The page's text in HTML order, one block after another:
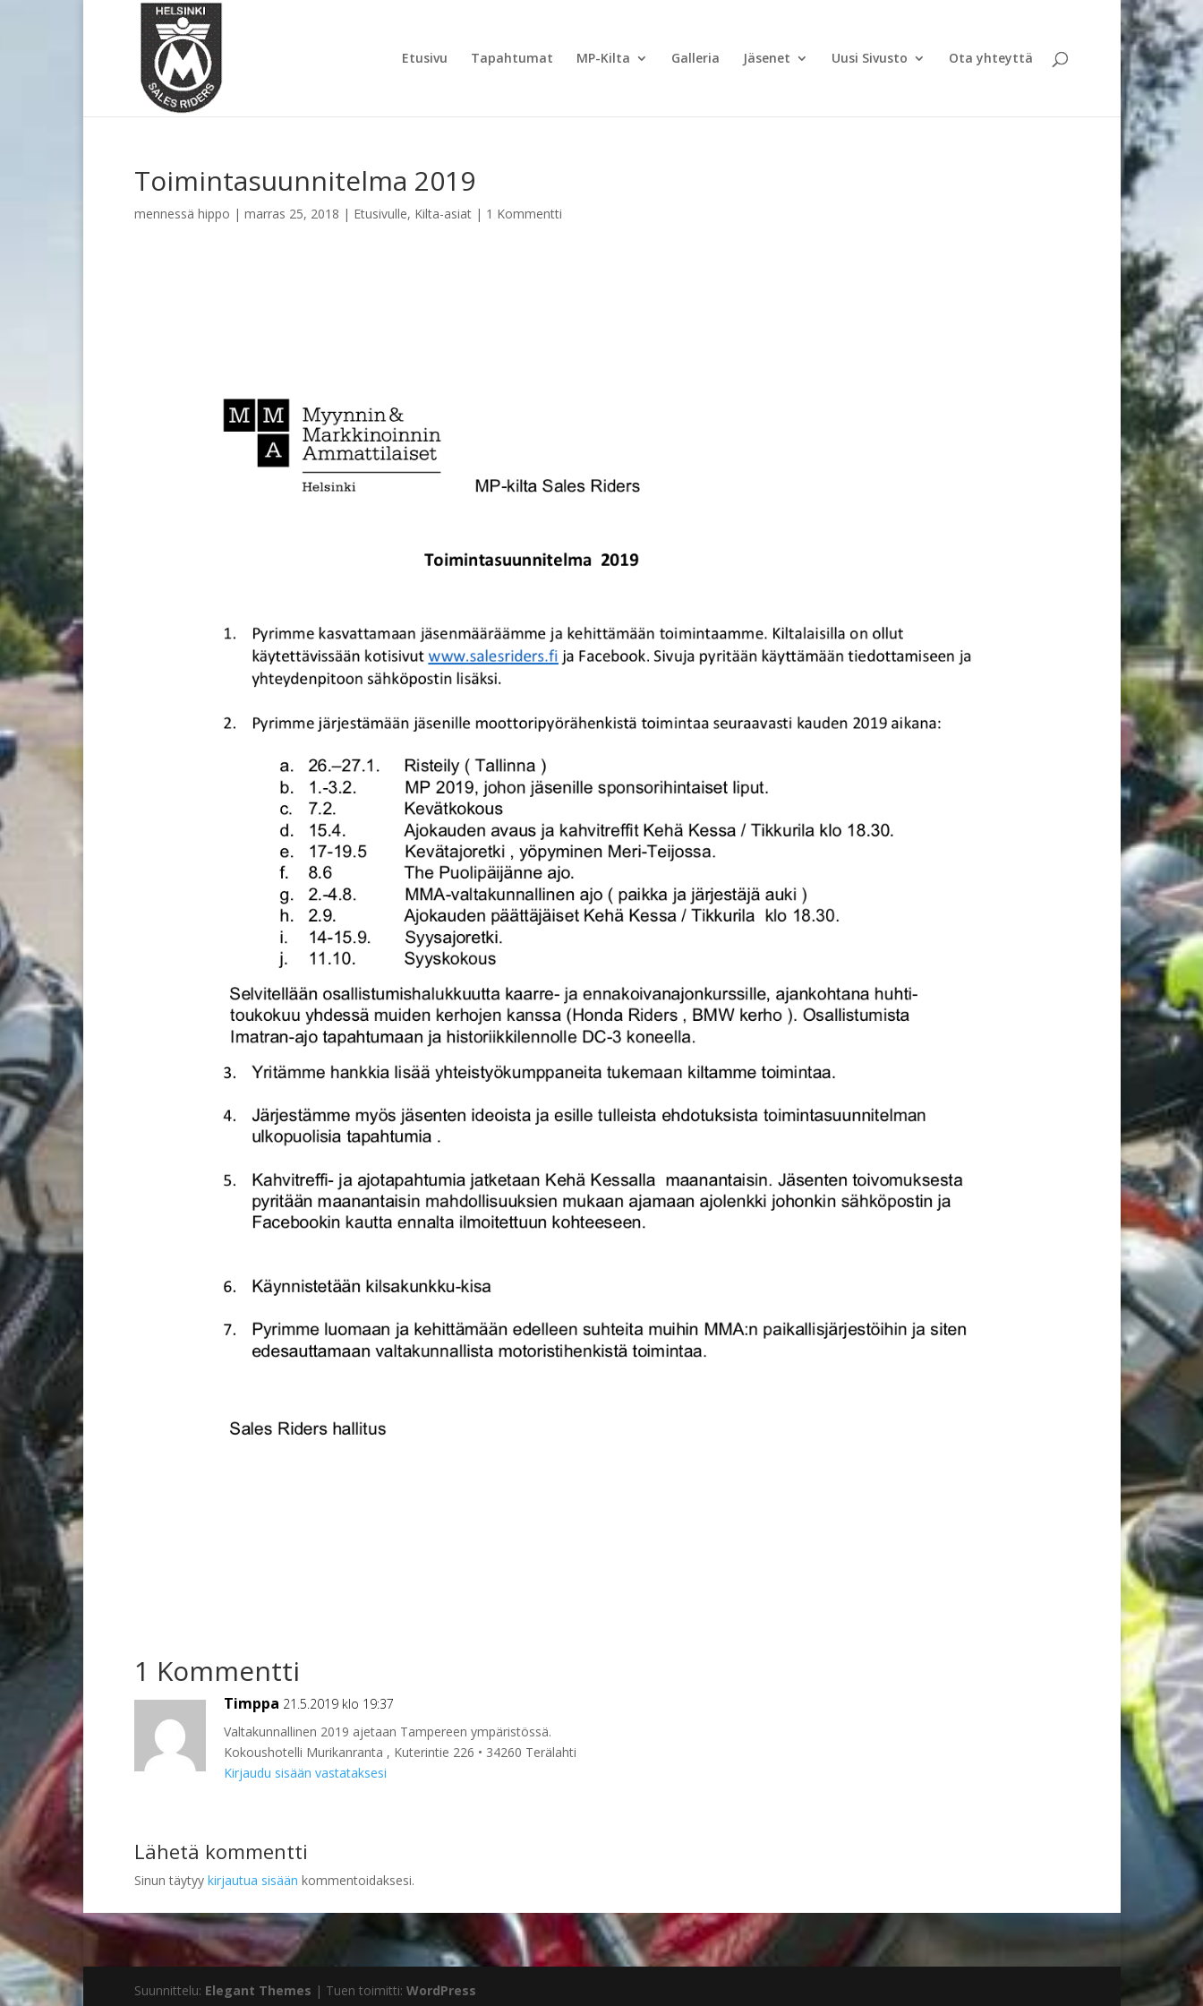
Etusivu Tapahtumat MP-Kilta Galleria Jäsenet Uusi Sivusto Ota yhteyttä
Toimintasuunnitelma 2019
mennessähippo |marras 25, 2018 | Etusivulle, Kilta-asiat | 1 Kommentti
1 Kommentti
Timppa 21.5.2019 klo 19:37
Valtakunnallinen 2019 ajetaan Tampereen ympäristössä.
Kokoushotelli Murikanranta , Kuterintie 226 • 34260 Terälahti
Kirjaudu sisään vastataksesi
Lähetä kommentti
Sinun täytyykirjautua sisään kommentoidaksesi.
Suunnittelu: Elegant Themes | Tuen toimitti:WordPress